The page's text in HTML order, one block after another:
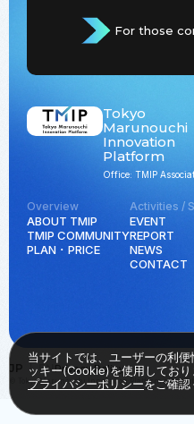
For those
Tokyo
Marunouchi
Innovation
Platform
Office: TMIP
Overview
ABOUT TMIP
TMIP COMMUNITY
PLAN ･ PRICE
Activities /
EVENT
REPORT
NEWS
CONTACT
JP ENPrivacy Policy
© Tokyo Marunouchi Innovation Platform all
当サイトでは、ユーザーの利便
ッキー(Cookie)を使用しており
プライバシーポリシーをご確認